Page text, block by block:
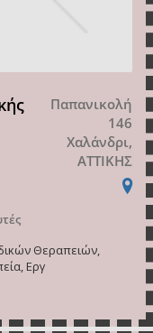
Παπανικολή
146
Χαλάνδρι,
ΑΤΤΙΚΗΣ
Θεραπειών,
Εργ